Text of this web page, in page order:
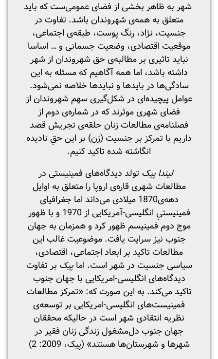
شهر به ظاهر بخشی از فضای عمومی‌ست که باید
متعلق به همه‌ی شهروندان باشد. تفاوت در
جنسیت، نژاد، رنگ پوست، طبقه‌ی اجتماعی،
موقعیت اقتصادی، وضعیت جسمانی و … اساسا
نباید تاثیری بر مطالبه‌ی حق شهروندان از شهر
داشته باشد، اما همه آگاهیم که مسئله به این
سادگی‌ها در بایدها و نبایدها خلاصه نمی‌شود.
عوامل پیچیده‌ای در شکل‌گیری سهم شهروندان از
فضای شهری موثرند که در شماره‌ی دوم از
فصلنامه‌ی مطالعات زنان حلقه‌ی تجریش قصد
داریم با تمرکز بر جنسیت (زن) بر این حقِ نادیده
انگاشته شده تاکید کنیم.
لیندا پیک تولد دیدگاه‌های فمینیستی در
مطالعات شهری قاره‌ی اروپا را متعلق به اوایل
دهه‌ی1870 میلادی می‌داند اما جغرافیای
فمینیستیِ انگلیسی-آمریکایی از 1970 و با ظهور
موج دوم فمینیسم ظهور کرد و همزمان به جهان
جنوب نیز سرایت یافت. موضوعیت غالب این
مطالعات تاکید بر ابعاد اجتماعی، اقتصادی،
سیاسی جنسیت در شهر است. اماپیک بر تفاوت
دیدگاه‌های انگلیسی-امریکایی با جهان جنوب
تاکید می‌کند. به این صورت که: «تمرکز مطالعات
فمینیست‌های انگلیسی-امریکایی بر توسعه‌ی
نظریه انتقادی شهر است در حالیکه محققان
جهان جنوب دل‌مشغول زندگی زنان فقیر در
شهرها و شهرستان‌ها هستند» (پیک، 2009: 2)